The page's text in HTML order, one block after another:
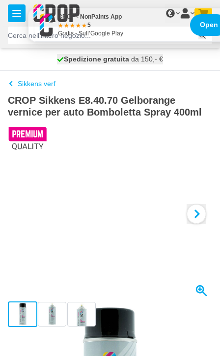
Salta al contenuto
€
spedito domani
Spedizione gratuita da 150,- €
100 giorni
Sikkens verf
CROP Sikkens E8.40.70 Gelborange
vernice per auto Bomboletta Spray 400ml
View larger imageView larger imageView larger image
Spedito entro 1-2 giorni
CROP - NonPaints App
5
Gratis - Sull’Google Play
Open